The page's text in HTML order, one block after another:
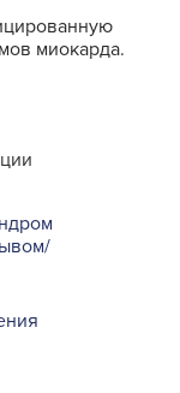
миокарда.